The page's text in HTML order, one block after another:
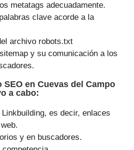
metatags adecuadamente.
clave acorde a la
archivo robots.txt
y su comunicación a los
SEO en Cuevas del Campo
a cabo:
es decir, enlaces
y en buscadores.